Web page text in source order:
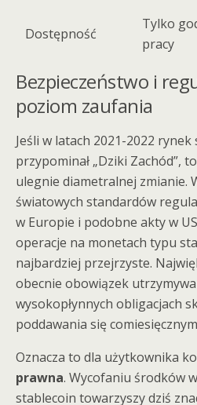
Dostępność
Tylko
pracy
Bezpieczeństwo i
poziom zaufania
Jeśli w latach 2021-2022
przypominał „Dziki Zachód”,
ulegnie diametralnej zmianie.
światowych standardów
w Europie i podobne akty w
operacje na monetach typu
najbardziej przejrzyste.
obecnie obowiązek
wysokopłynnych obligacjach
poddawania się
Oznacza to dla użytkownika
prawna. Wycofaniu środków
stablecoin towarzyszy dziś